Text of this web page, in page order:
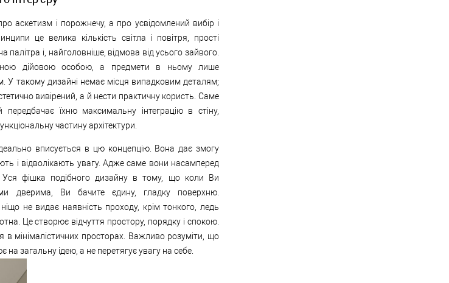
аскетизм і порожнечу, а про усвідомлений вибір і
це велика кількість світла і повітря, прості
палітра і, найголовніше, відмова від усього зайвого.
дійовою особою, а предмети в ньому лише
У такому дизайні немає місця випадковим деталям;
вивірений, а й нести практичну користь. Саме
передбачає їхню максимальну інтеграцію в стіну,
частину архітектури.
вписується в цю концепцію. Вона дає змогу
і відволікають увагу. Адже саме вони насамперед
Уся фішка подібного дизайну в тому, що коли Ви
дверима, Ви бачите єдину, гладку поверхню.
не видає наявність проходу, крім тонкого, ледь
Це створює відчуття простору, порядку і спокою.
в мінімалістичних просторах. Важливо розуміти, що
загальну ідею, а не перетягує увагу на себе.